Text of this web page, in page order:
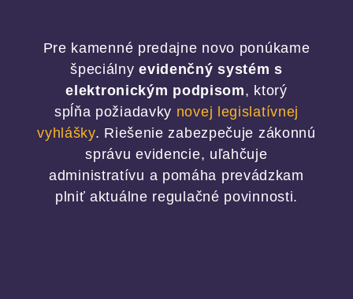
Pre kamenné predajne novo ponúkame
špeciálnyevidenčný systém s
elektronickým podpisom, ktorý
spĺňa požiadavky novej legislatívnej
vyhlášky. Riešenie zabezpečuje zákonnú
správu evidencie, uľahčuje
administratívu a pomáha prevádzkam
plniť aktuálne regulačné povinnosti.